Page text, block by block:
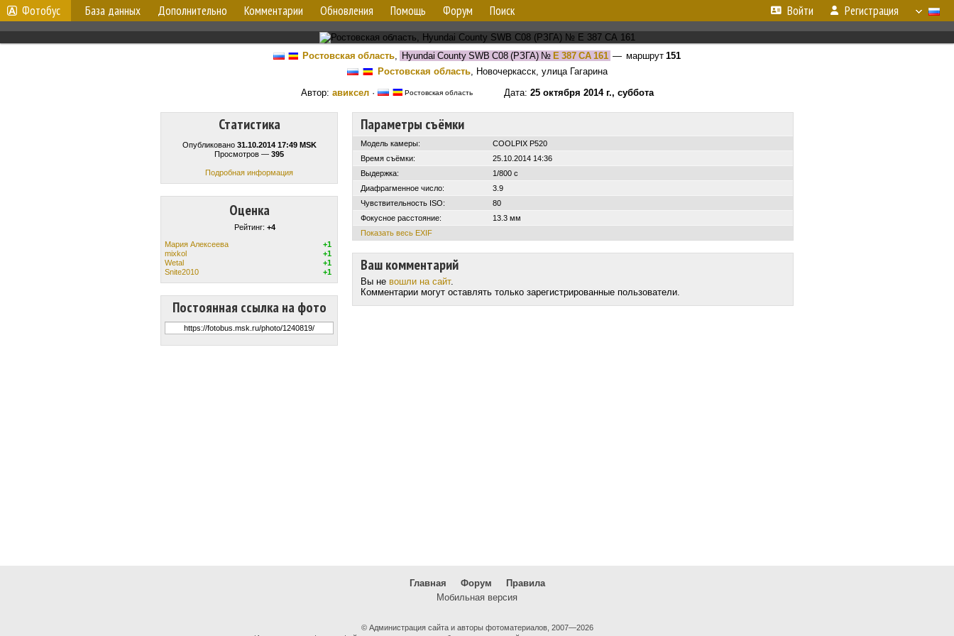
Фотобус База данных Дополнительно Комментарии Обновления Помощь Форум Поиск Войти Регистрация
Ростовская область, Hyundai County SWB C08 (РЗГА) № Е 387 СА 161 — маршрут 151
Ростовская область, Новочеркасск, улица Гагарина
Автор: авиксел· Ростовская областьДата: 25 октября 2014 г., суббота
Статистика
Опубликовано 31.10.2014 17:49 MSK
Просмотров — 395
Подробная информация
Оценка
Рейтинг: +4
Мария Алексеева
+1
mixkol
+1
Wetal
+1
Snite2010
+1
Постоянная ссылка на фото
Параметры съёмки
Модель камеры:
COOLPIX P520
Время съёмки:
25.10.2014 14:36
Выдержка:
1/800 с
Диафрагменное число:
3.9
Чувствительность ISO:
80
Фокусное расстояние:
13.3 мм
Показать весь EXIF
Ваш комментарий
Вы не вошли на сайт.
Комментарии могут оставлять только зарегистрированные пользователи.
Главная Форум
Правила
Мобильная версия
© Администрация сайта и авторы фотоматериалов, 2007—2026